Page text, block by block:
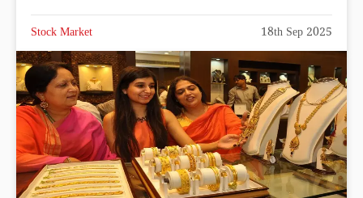
Stock Market 18th Sep 2025